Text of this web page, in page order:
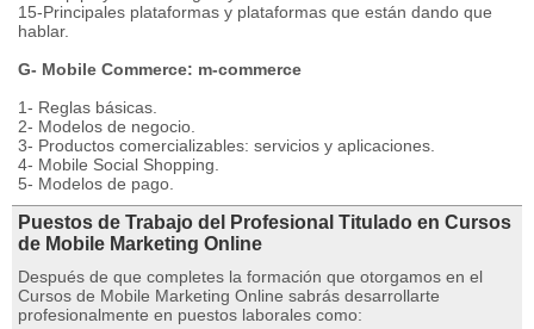
15-Principales plataformas y plataformas que están dando que
hablar.
G- Mobile Commerce: m-commerce
1- Reglas básicas.
2- Modelos de negocio.
3- Productos comercializables: servicios y aplicaciones.
4- Mobile Social Shopping.
5- Modelos de pago.
Puestos de Trabajo del Profesional Titulado en Cursos
de Mobile Marketing Online
Después de que completes la formación que otorgamos en el
Cursos de Mobile Marketing Online sabrás desarrollarte
profesionalmente en puestos laborales como: